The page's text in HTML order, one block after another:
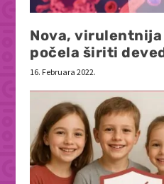
Nova,
počela širiti
16. Februara 2022.